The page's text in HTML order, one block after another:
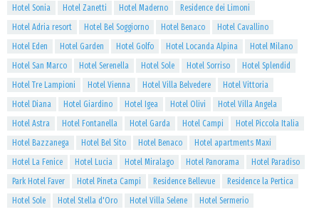
Hotel Sonia
Hotel Zanetti Hotel Maderno
Residence dei Limoni
Hotel Adria resort
Hotel Bel Soggiorno Hotel Benaco
Hotel Cavallino
Hotel Eden
Hotel Garden Hotel Golfo Hotel Locanda Alpina
Hotel Milano
Hotel San Marco
Hotel Serenella Hotel Sole Hotel Sorriso
Hotel Splendid
Hotel Tre Lampioni
Hotel Vienna Hotel Villa Belvedere
Hotel Vittoria
Hotel Diana
Hotel Giardino Hotel Igea Hotel Olivi
Hotel Villa Angela
Hotel Astra
Hotel Fontanella Hotel Garda Hotel Campi
Hotel Piccola Italia
Hotel Bazzanega
Hotel Bel Sito Hotel Benaco
Hotel apartments Maxi
Hotel La Fenice
Hotel Lucia Hotel Miralago Hotel Panorama
Hotel Paradiso
Park Hotel Faver
Hotel Pineta Campi Residence Bellevue
Residence la Pertica
Hotel Sole
Hotel Stella d'Oro Hotel Villa Selene
Hotel Sermerio